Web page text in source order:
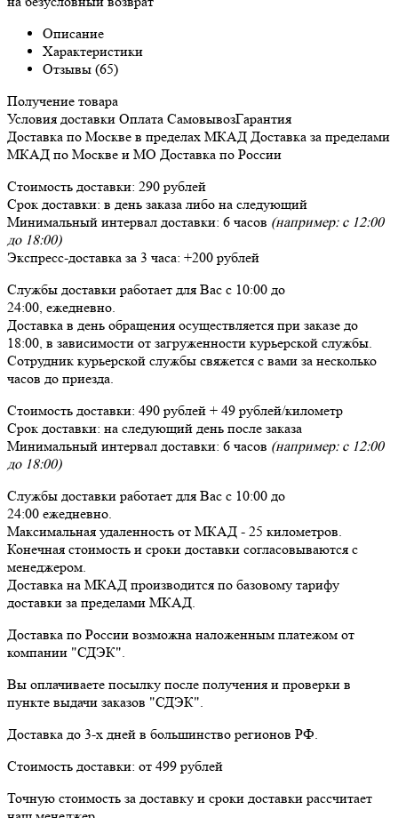
Описание
Характеристики
Отзывы (65)
Получение товара
Условия доставки Оплата СамовывозГарантия
Доставка по Москве в пределах МКАД Доставка за пределами
МКАД по Москве и МО Доставка по России
Стоимость доставки: 290 рублей
Срок доставки: в день заказа либо на следующий
Минимальный интервал доставки: 6 часов (например: с 12:00
до 18:00)
Экспресс-доставка за 3 часа: +200 рублей
Службы доставки работает для Вас с 10:00 до
24:00, ежедневно.
Доставка в день обращения осуществляется при заказе до
18:00, в зависимости от загруженности курьерской службы.
Сотрудник курьерской службы свяжется с вами за несколько
часов до приезда.
Стоимость доставки: 490 рублей + 49 рублей/километр
Срок доставки: на следующий день после заказа
Минимальный интервал доставки: 6 часов (например: с 12:00
до 18:00)
Службы доставки работает для Вас с 10:00 до
24:00 ежедневно.
Максимальная удаленность от МКАД - 25 километров.
Конечная стоимость и сроки доставки согласовываются с
менеджером.
Доставка на МКАД производится по базовому тарифу
доставки за пределами МКАД.
Доставка по России возможна наложенным платежом от
компании "СДЭК".
Вы оплачиваете посылку после получения и проверки в
пункте выдачи заказов "СДЭК".
Доставка до 3-х дней в большинство регионов РФ.
Стоимость доставки: от 499 рублей
Точную стоимость за доставку и сроки доставки рассчитает